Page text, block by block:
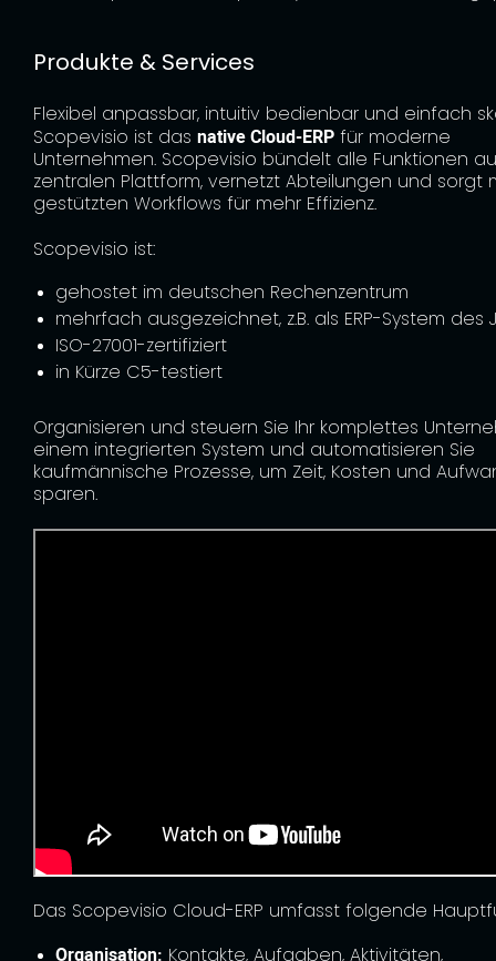
Produkte & Services
Flexibel anpassbar, intuitiv bedienbar und einfach
Scopevisio ist dasnative Cloud-ERP für moderne
Unternehmen. Scopevisio bündelt alle Funktionen
zentralen Plattform, vernetzt Abteilungen und sorgt
gestützten Workflows für mehr Effizienz.
Scopevisio ist:
gehostet im deutschen Rechenzentrum
mehrfach ausgezeichnet, z.B. als ERP-System des
ISO-27001-zertifiziert
in Kürze C5-testiert
Organisieren und steuern Sie Ihr komplettes
einem integrierten System und automatisieren Sie
kaufmännische Prozesse, um Zeit, Kosten und
sparen.
Das Scopevisio Cloud-ERP umfasst folgende
Organisation: Kontakte, Aufgaben, Aktivitäten,